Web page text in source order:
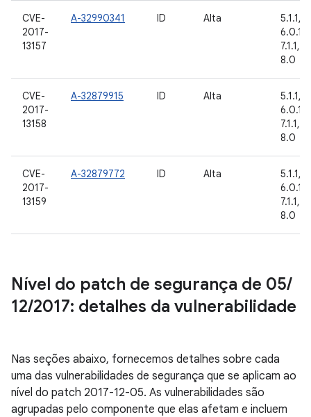
CVE-
2017-
13157
A-32990341 ID Alta
5.1.1,
6.0.1,
7.1.1,
8.0
CVE-
2017-
13158
A-32879915 ID Alta
5.1.1,
6.0.1,
7.1.1,
8.0
CVE-
2017-
13159
A-32879772 ID Alta
5.1.1,
6.0.1,
7.1.1,
8.0
Nível do patch de segurança de 05/
12/2017: detalhes da vulnerabilidade
Nas seções abaixo, fornecemos detalhes sobre cada
uma das vulnerabilidades de segurança que se aplicam ao
nível do patch 2017-12-05. As vulnerabilidades são
agrupadas pelo componente que elas afetam e incluem